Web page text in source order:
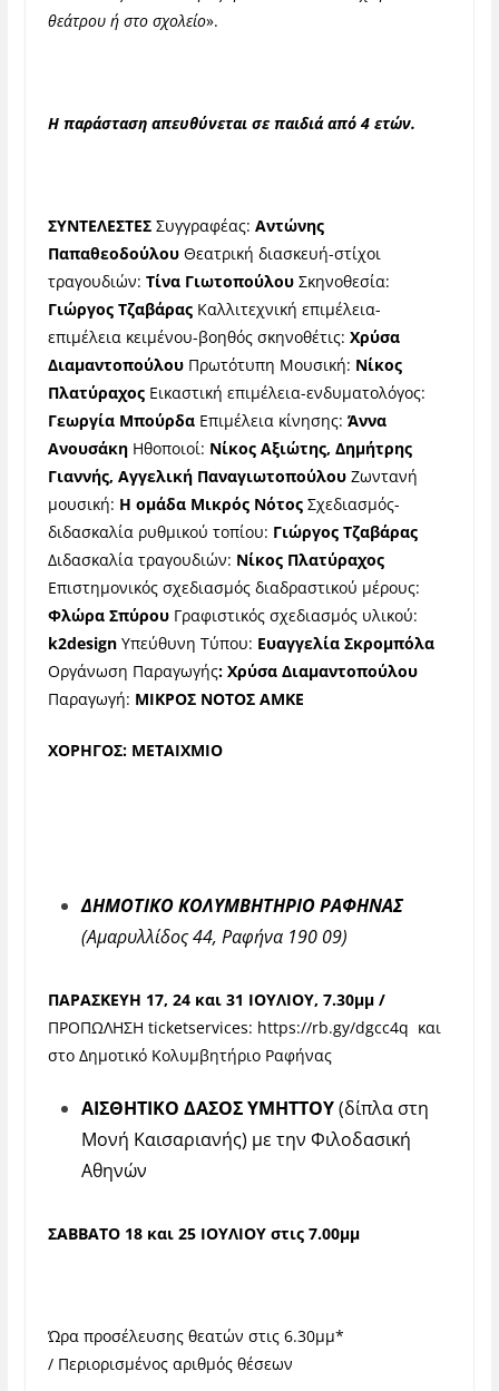
θεάτρου ή στο σχολείο».
Η παράσταση απευθύνεται σε παιδιά από 4 ετών.
ΣΥΝΤΕΛΕΣΤΕΣ Συγγραφέας: Αντώνης
Παπαθεοδούλου Θεατρική διασκευή-στίχοι
τραγουδιών: Τίνα ΓιωτοπούλουΣκηνοθεσία:
Γιώργος Τζαβάρας Καλλιτεχνική επιμέλεια-
επιμέλεια κειμένου-βοηθός σκηνοθέτις: Χρύσα
Διαμαντοπούλου Πρωτότυπη Μουσική: Νίκος
Πλατύραχος Εικαστική επιμέλεια-ενδυματολόγος:
Γεωργία Μπούρδα Επιμέλεια κίνησης: Άννα
ΑνουσάκηΗθοποιοί: Νίκος Αξιώτης, Δημήτρης
Γιαννής, Aγγελική Παναγιωτοπούλου Ζωντανή
μουσική: Η ομάδα Μικρός Νότος Σχεδιασμός-
διδασκαλία ρυθμικού τοπίου: Γιώργος Τζαβάρας
Διδασκαλία τραγουδιών: Νίκος Πλατύραχος
Επιστημονικός σχεδιασμός διαδραστικού μέρους:
Φλώρα Σπύρου Γραφιστικός σχεδιασμός υλικού:
k2design Υπεύθυνη Τύπου: Ευαγγελία Σκρομπόλα
Οργάνωση Παραγωγής: Χρύσα Διαμαντοπούλου
Παραγωγή: ΜΙΚΡΟΣ ΝΟΤΟΣ ΑΜΚΕ
ΧΟΡΗΓΟΣ: ΜΕΤΑΙΧΜΙΟ
ΔΗΜΟΤΙΚΟ ΚΟΛΥΜΒΗΤΗΡΙΟ ΡΑΦΗΝΑΣ
(Αμαρυλλίδος 44, Ραφήνα 190 09)
ΠΑΡΑΣΚΕΥΗ 17, 24 και 31 ΙΟΥΛΙΟΥ, 7.30μμ /
ΠΡΟΠΩΛΗΣΗ ticketservices: https://rb.gy/dgcc4q και
στο Δημοτικό Κολυμβητήριο Ραφήνας
ΑΙΣΘΗΤΙΚΟ ΔΑΣΟΣ ΥΜΗΤΤΟΥ(δίπλα στη
Μονή Καισαριανής) με την Φιλοδασική
Αθηνών
ΣΑΒΒΑΤΟ 18 και 25 ΙΟΥΛΙΟΥ στις 7.00μμ
Ώρα προσέλευσης θεατών στις 6.30μμ*
/ Περιορισμένος αριθμός θέσεων